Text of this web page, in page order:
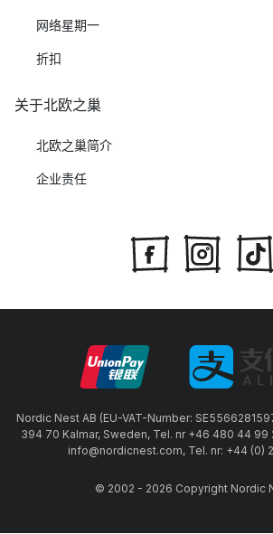
网络星期一
折扣
关于北欧之巢
北欧之巢简介
企业责任
Nordic Nest AB (EU-VAT-Number:
394 70 Kalmar, Sweden, Tel. nr +46 480 44
info@nordicnest.com, Tel. nr: +44 (0)
© 2002 - 2026 Copyright Nordic